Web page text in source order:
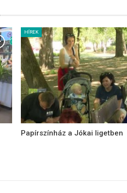
HÍREK
Papírszínház a Jókai ligetben